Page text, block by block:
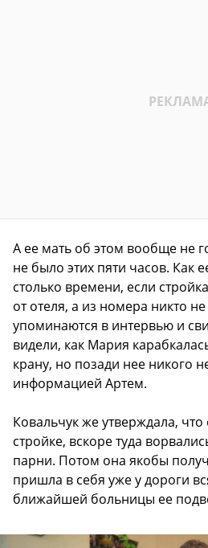
А ее мать об этом вообще не
не было этих пяти часов. Как
столько времени, если
от отеля, а из номера никто
упоминаются в интервью и
видели, как Мария
крану, но позади нее никого
информацией Артем.
Ковальчук же утверждала, что
стройке, вскоре туда
парни. Потом она якобы
пришла в себя уже у дороги
ближайшей больницы ее